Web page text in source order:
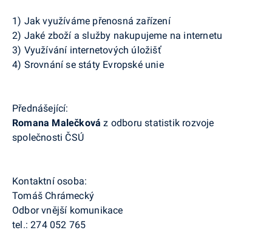
1) Jak využíváme přenosná zařízení
2) Jaké zboží a služby nakupujeme na internetu
3) Využívání internetových úložišť
4) Srovnání se státy Evropské unie
Přednášející:
Romana Malečkováz odboru statistik rozvoje
společnosti ČSÚ
Kontaktní osoba:
Tomáš Chrámecký
Odbor vnější komunikace
tel.: 274 052 765